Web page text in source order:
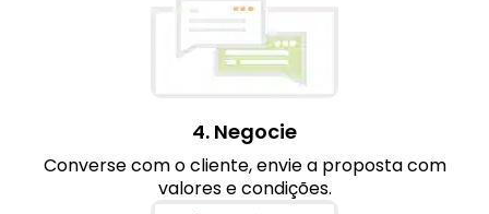
4. Negocie
Converse com o cliente, envie a proposta com
valores e condições.